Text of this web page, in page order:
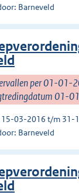
Barneveld
per 01-01-
01-
15-03-2016 t/m 31-
Barneveld